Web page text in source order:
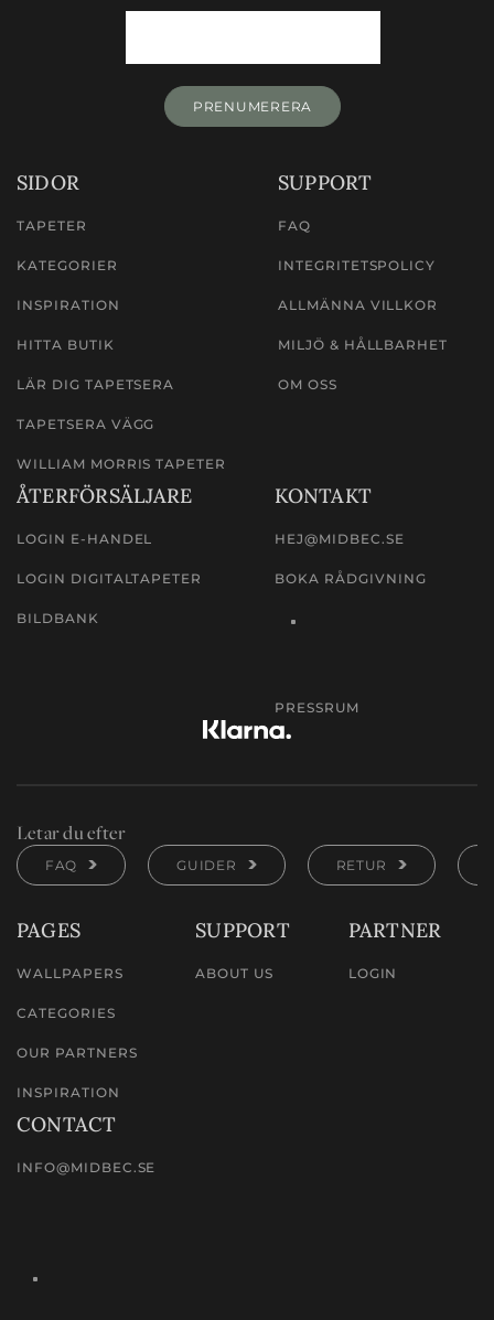
PRENUMERERA
SIDOR
TAPETER
KATEGORIER
INSPIRATION
HITTA BUTIK
LÄR DIG TAPETSERA
TAPETSERA VÄGG
WILLIAM MORRIS TAPETER
SUPPORT
FAQ
INTEGRITETSPOLICY
ALLMÄNNA VILLKOR
MILJÖ & HÅLLBARHET
OM OSS
ÅTERFÖRSÄLJARE
LOGIN E-HANDEL
LOGIN DIGITALTAPETER
BILDBANK
KONTAKT
HEJ@MIDBEC.SE
BOKA RÅDGIVNING
PRESSRUM
Letar du efter
FAQ GUIDER RETUR
PAGES
WALLPAPERS
CATEGORIES
OUR PARTNERS
INSPIRATION
SUPPORT
ABOUT US
PARTNER
LOGIN
CONTACT
INFO@MIDBEC.SE